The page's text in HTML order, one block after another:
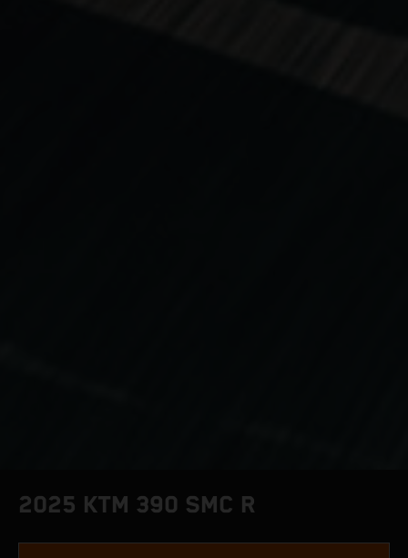
2025 KTM 390 SMC R